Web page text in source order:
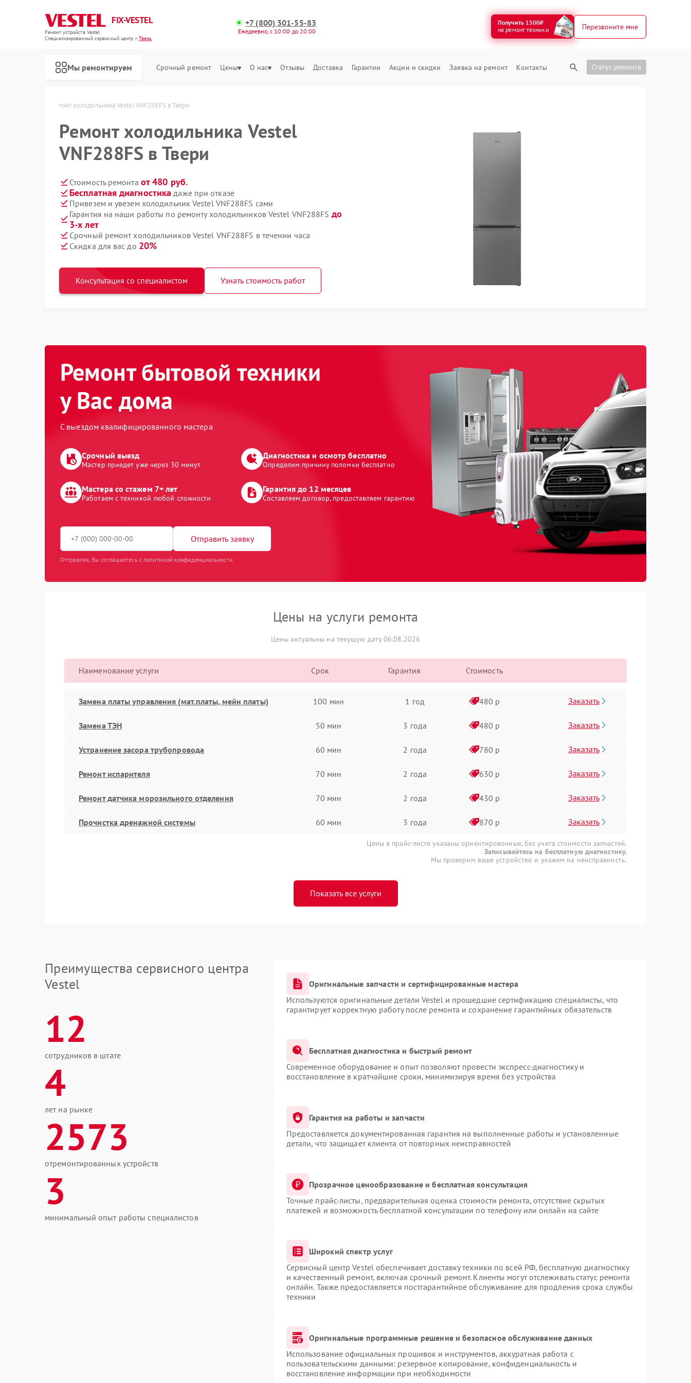
FIX-VESTEL
Ремонт устройств Vestel
Специализированный cервисный центр г.Тверь
+7 (800) 301-55-83
Ежедневно, с 10:00 до 20:00
Получить 1500₽
на ремонт техники
Перезвоните мне
Мы ремонтируем Срочный ремонт Цены О нас Отзывы Доставка Гарантии Акции и скидки Заявка на ремонт Контакты Статус ремонта
Ремонт холодильника Vestel VNF288FS в Твери
Ремонт холодильника Vestel
VNF288FS в Твери
Стоимость ремонта от 480 руб.
Бесплатная диагностика даже при отказе
Привезем и увезем холодильник Vestel VNF288FS сами
Гарантия на наши работы по ремонту холодильников Vestel VNF288FS до
3-х лет
Срочный ремонт холодильников Vestel VNF288FS в течении часа
Скидка для вас до 20%
Консультация со специалистом Узнать стоимость работ
Ремонт бытовой техники
у Вас дома
С выездом квалифицированного мастера
Срочный выезд
Мастер приедет уже через 30 минут
Диагностика и осмотр бесплатно
Определим причину поломки бесплатно
Мастера со стажем 7+ лет
Работаем с техникой любой сложности
Гарантия до 12 месяцев
Составляем договор, предоставляем гарантию
Отправить заявку
Отправляя, Вы соглашаетесь с политикой конфиденциальности
Цены на услуги ремонта
Цены актуальны на текущую дату 06.08.2026
Наименование услуги Срок Гарантия Стоимость
Замена платы управления (мат.платы, мейн платы) 100 мин 1 год 480 р Заказать
Замена ТЭН 50 мин 3 года 480 р Заказать
Устранение засора трубопровода 60 мин 2 года 780 р Заказать
Ремонт испарителя 70 мин 2 года 630 р Заказать
Ремонт датчика морозильного отделения 70 мин 2 года 430 р Заказать
Прочистка дренажной системы 60 мин 3 года 870 р Заказать
Цены в прайс-листе указаны ориентировочные, без учета стоимости запчастей.
Записывайтесь на бесплатную диагностику.
Мы проверим ваше устройство и укажем на неисправность.
Показать все услуги
Преимущества сервисного центра
Vestel
12
сотрудников в штате
4
лет на рынке
2573
отремонтированных устройств
3
минимальный опыт работы специалистов
Оригинальные запчасти и сертифицированные мастера
Используются оригинальные детали Vestel и прошедшие сертификацию специалисты, что
гарантирует корректную работу после ремонта и сохранение гарантийных обязательств
Бесплатная диагностика и быстрый ремонт
Современное оборудование и опыт позволяют провести экспресс-диагностику и
восстановление в кратчайшие сроки, минимизируя время без устройства
Гарантия на работы и запчасти
Предоставляется документированная гарантия на выполненные работы и установленные
детали, что защищает клиента от повторных неисправностей
Прозрачное ценообразование и бесплатная консультация
Точные прайс-листы, предварительная оценка стоимости ремонта, отсутствие скрытых
платежей и возможность бесплатной консультации по телефону или онлайн на сайте
Широкий спектр услуг
Сервисный центр Vestel обеспечивает доставку техники по всей РФ, бесплатную диагностику
и качественный ремонт, включая срочный ремонт. Клиенты могут отслеживать статус ремонта
онлайн. Также предоставляется постгарантийное обслуживание для продления срока службы
техники
Оригинальные программные решение и безопасное обслуживание данных
Использование официальных прошивок и инструментов, аккуратная работа с
пользовательскими данными: резервное копирование, конфиденциальность и
восстановление информации при необходимости